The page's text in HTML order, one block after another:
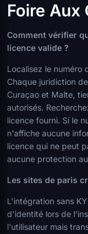
Foire Aux
Comment vérifier
licence valide ?
Localisez le numéro
Chaque juridiction
Curaçao et Malte,
autorisés.
licence fourni. Si le
n'affiche aucune
licence qui ne peut
aucune protection
Les sites de paris
L'intégration sans
d'identité lors de
l'utilisateur mais